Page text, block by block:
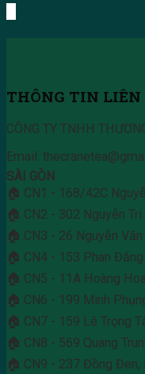
THÔNG TIN LIÊN
CÔNG TY TNHH
Email:
SÀI GÒN
🏠 CN1 - 168/42C
🏠 CN2 - 302 Nguyễn
🏠 CN3 - 26 Nguyễn
🏠 CN4 - 153 Phan
🏠 CN5 - 11A Hoàng
🏠 CN6 - 199 Minh
🏠 CN7 - 159 Lê Trọng
🏠 CN8 - 569 Quang
🏠 CN9 - 237 Đồng Đen,